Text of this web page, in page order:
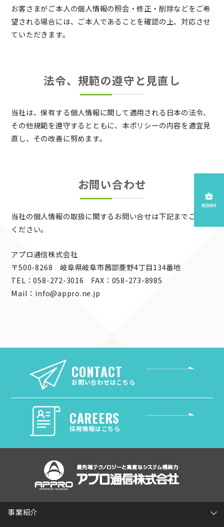
お客さまがご本人の個人情報の照会・修正・削除などをご希
望される場合には、ご本人であることを確認の上、対応させ
ていただきます。
法令、規範の遵守と見直し
当社は、保有する個人情報に関して適用される日本の法令、
その他規範を遵守するとともに、本ポリシーの内容を適宜見
直し、その改善に努めます。
お問い合わせ
当社の個人情報の取扱に関するお問い合せは下記までご連絡
ください。
アプロ通信株式会社
〒500-8268 岐阜県岐阜市茜部菱野4丁目134番地
TEL：058-272-3016 FAX：058-273-8985
Mail：info@appro.ne.jp
CONTACT
お問い合わせはこちら
CAREERS
採用情報はこちら
事業紹介